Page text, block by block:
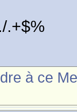
.+$%
à ce